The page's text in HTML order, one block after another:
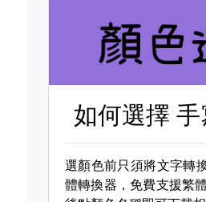
如何選擇手
選顏色前只須將文字轉
體轉換器，免費支援繁